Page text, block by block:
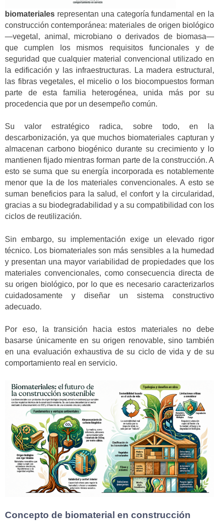
biomateriales representan una categoría fundamental en la
construcción contemporánea: materiales de origen biológico
—vegetal, animal, microbiano o derivados de biomasa—
que cumplen los mismos requisitos funcionales y de
seguridad que cualquier material convencional utilizado en
la edificación y las infraestructuras. La madera estructural,
las fibras vegetales, el micelio o los biocompuestos forman
parte de esta familia heterogénea, unida más por su
procedencia que por un desempeño común.
Su valor estratégico radica, sobre todo, en la
descarbonización, ya que muchos biomateriales capturan y
almacenan carbono biogénico durante su crecimiento y lo
mantienen fijado mientras forman parte de la construcción. A
esto se suma que su energía incorporada es notablemente
menor que la de los materiales convencionales. A esto se
suman beneficios para la salud, el confort y la circularidad,
gracias a su biodegradabilidad y a su compatibilidad con los
ciclos de reutilización.
Sin embargo, su implementación exige un elevado rigor
técnico. Los biomateriales son más sensibles a la humedad
y presentan una mayor variabilidad de propiedades que los
materiales convencionales, como consecuencia directa de
su origen biológico, por lo que es necesario caracterizarlos
cuidadosamente y diseñar un sistema constructivo
adecuado.
Por eso, la transición hacia estos materiales no debe
basarse únicamente en su origen renovable, sino también
en una evaluación exhaustiva de su ciclo de vida y de su
comportamiento real en servicio.
Concepto de biomaterial en construcción